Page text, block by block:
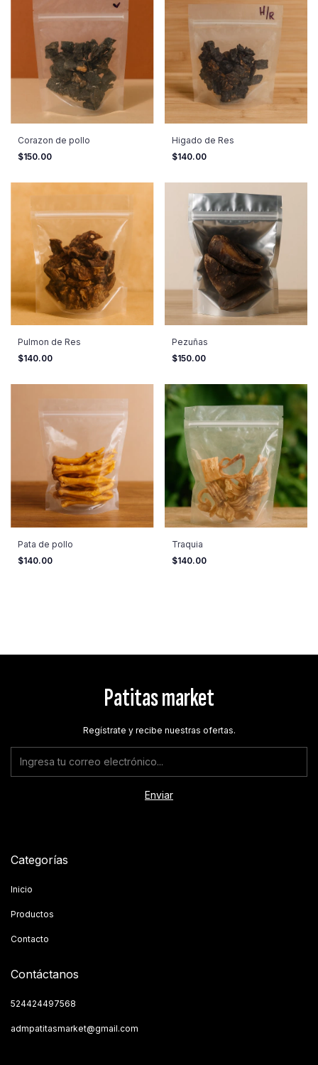
Corazon de pollo
$150.00
Higado de Res
$140.00
Pulmon de Res
$140.00
Pezuñas
$150.00
Pata de pollo
$140.00
Traquia
$140.00
Patitas market
Regístrate y recibe nuestras ofertas.
Categorías
Inicio
Productos
Contacto
Contáctanos
524424497568
admpatitasmarket@gmail.com